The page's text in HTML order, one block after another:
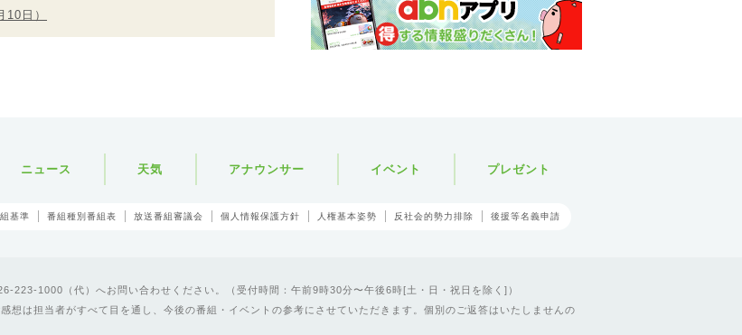
10日）
ニュース 天気 アナウンサー イベント プレゼント
基準 番組種別番組表 放送番組審議会 個人情報保護方針 人権基本姿勢 反社会的勢力排除 後援等名義申請
223-1000（代）へお問い合わせください。（受付時間：午前9時30分〜午後6時[土・日・祝日を除く]）
想は担当者がすべて目を通し、今後の番組・イベントの参考にさせていただきます。個別のご返答はいたしませんの